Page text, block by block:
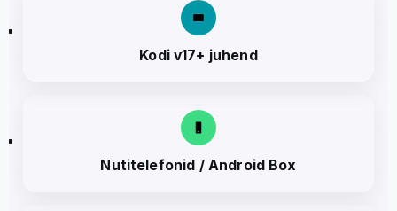
Kodi v17+ juhend
Nutitelefonid / Android Box